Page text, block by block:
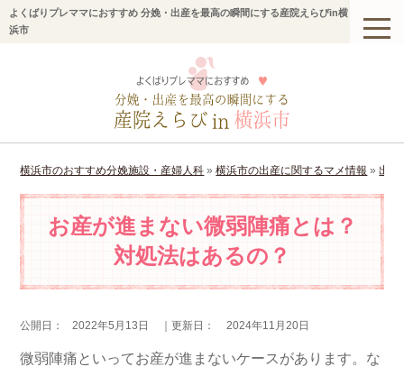
よくばりプレママにおすすめ 分娩・出産を最高の瞬間にする産院えらびin横
浜市
横浜市のおすすめ分娩施設・産婦人科 »横浜市の出産に関するマメ情報 »出産
お産が進まない微弱陣痛とは？
対処法はあるの？
公開日： 2022年5月13日 ｜更新日： 2024年11月20日
微弱陣痛といってお産が進まないケースがあります。な